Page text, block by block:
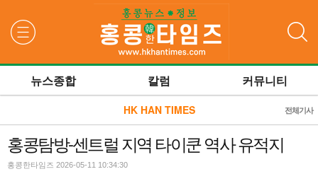
뉴스종합 칼럼 커뮤니티
HK HAN TIMES 전체기사
홍콩탐방-센트럴 지역 타이쿤 역사 유적지
홍콩한타임즈 2026-05-11 10:34:30